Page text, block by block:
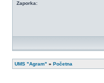
Zaporka:
UMS "Agram" » Početna